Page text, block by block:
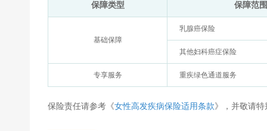
保障类型 保障范围
基础保障
乳腺癌保险
其他妇科癌症保险
专享服务 重疾绿色通道服务
保险责任请参考《女性高发疾病保险适用条款》，并敬请